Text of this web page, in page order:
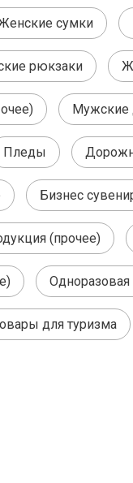
сумки
рюкзаки
Мужские
Пледы
Бизнес
(прочее)
для туризма